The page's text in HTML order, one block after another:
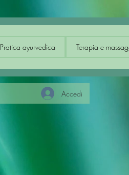
Pratica ayurvedica Terapia e
Accedi